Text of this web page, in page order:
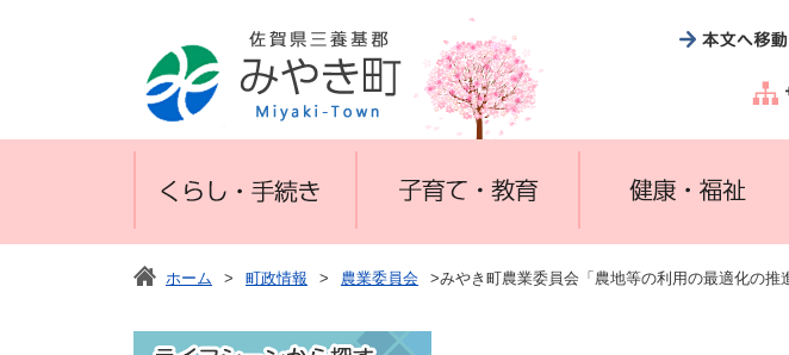
ホーム > 町政情報 > 農業委員会 >みやき町農業委員会「農地等の利用の最適化の推